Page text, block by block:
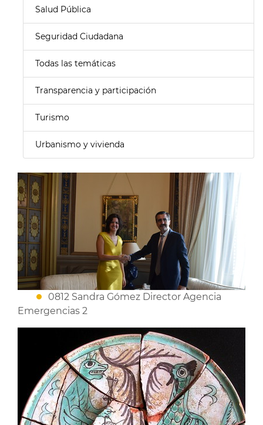
Salud Pública
Seguridad Ciudadana
Todas las temáticas
Transparencia y participación
Turismo
Urbanismo y vivienda
0812 Sandra Gómez Director Agencia
Emergencias 2